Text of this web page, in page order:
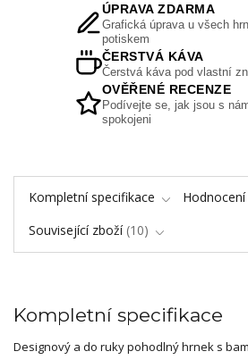
ÚPRAVA ZDARMA
Grafická úprava u všech
potiskem
ČERSTVÁ KÁVA
Čerstvá káva pod vlastní
OVĚŘENÉ RECENZE
Podívejte se, jak jsou s
spokojeni
Kompletní specifikace Hodnocení
Související zboží 10
Kompletní specifikace
Designový a do ruky pohodlný hrnek s